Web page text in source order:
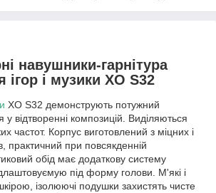
навушники-гарнітура
ігор і музики XO S32
XO S32 демонструють потужний
у відтворенні композицій. Виділяються
частот. Корпус виготовлений з міцних і
практичний при повсякденній
обід має додаткову систему
під форму голови. М'які і
ізолюючі подушки захистять чисте